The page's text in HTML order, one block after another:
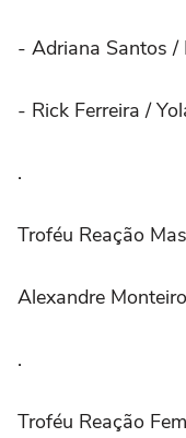
- Adriana Santos /
- Rick Ferreira /
.
Troféu Reação
Alexandre
.
Troféu Reação